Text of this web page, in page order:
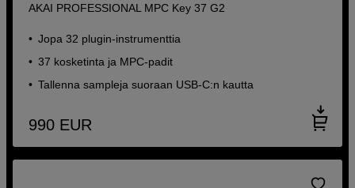
AKAI PROFESSIONAL MPC Key 37 G2
Jopa 32 plugin-instrumenttia
37 kosketinta ja MPC-padit
Tallenna sampleja suoraan USB-C:n kautta
990 EUR